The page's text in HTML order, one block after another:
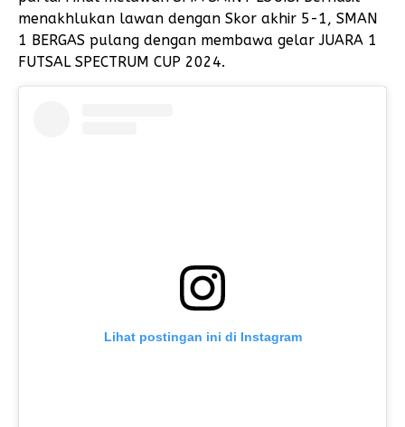
menakhlukan lawan dengan Skor akhir 5-1, SMAN
1 BERGAS pulang dengan membawa gelar JUARA 1
FUTSAL SPECTRUM CUP 2024.
Lihat postingan ini di Instagram